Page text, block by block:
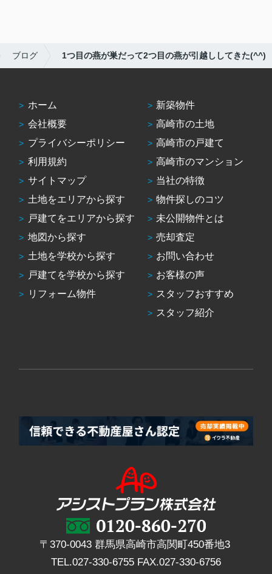
ブログ 1つ目の燕が巣だって2つ目の燕が引越ししてきた(^^)
ホーム
会社概要
プライバシーポリシー
利用規約
サイトマップ
土地をエリアから探す
戸建てをエリアから探す
地図から探す
土地を学校から探す
戸建てを学校から探す
リフォーム物件
新築物件
高崎市の土地
高崎市の戸建て
高崎市のマンション
当社の特徴
物件探しのコツ
未公開物件とは
売却査定
お問い合わせ
お客様の声
スタッフおすすめ
スタッフ紹介
〒370-0043 群馬県高崎市高関町450番地3
TEL.027-330-6755 FAX.027-330-6756